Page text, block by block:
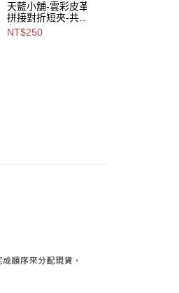
天藍小舖-雲彩皮革
拼接對折短夾-共5
色-$250【A08081
900】
NT$250